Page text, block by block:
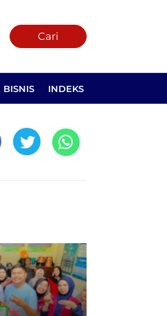
Cari
BISNIS INDEKS